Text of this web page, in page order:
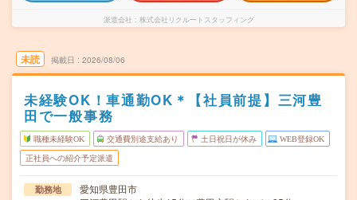
派遣会社 株式会社リクルートスタッフィング
未読 掲載日 2026/08/06
未経験OK！車通勤OK＊【社員前提】三河豊
田で一般事務
職種未経験OK 交通費別途支給あり 土日祝日が休み WEB登録OK
正社員への紹介予定派遣
勤務地
愛知県豊田市